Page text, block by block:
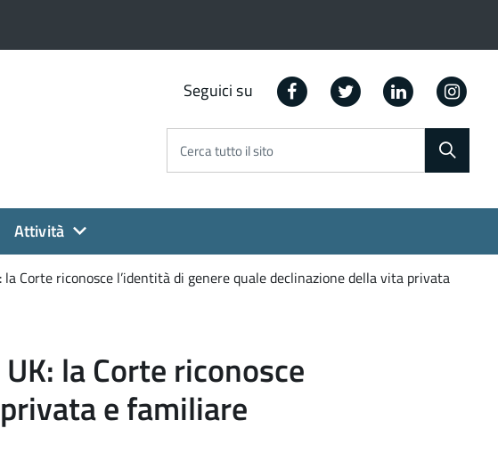
Seguici su Facebook Twitter Linkedin
Cerca tutto il sito
Attività
Corte riconosce l’identità di genere quale declinazione della vita privata
la Corte riconosce
e familiare